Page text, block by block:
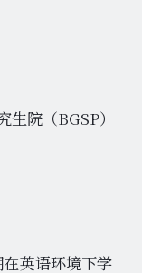
院（BGSP）
英语环境下学